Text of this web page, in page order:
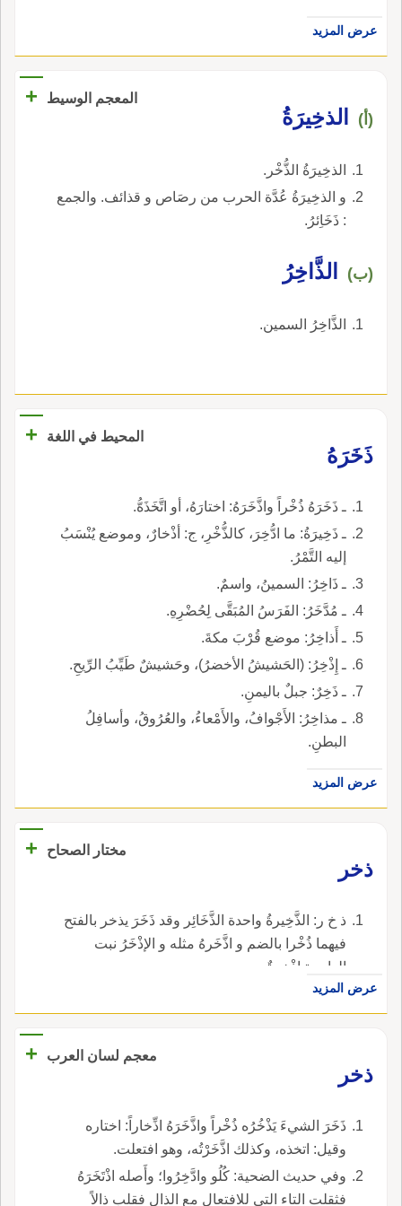
عرض المزيد
المعجم الوسيط +
(أ) الذخِيرَةُ
الذخِيرَةُ الذُّخْر.
و الذخِيرَةُ عُدَّة الحرب من رصَاص و قذائف. والجمع
: ذَخَاِئرُ.
(ب) الذَّاخِرُ
الذَّاخِرُ السمين.
المحيط في اللغة
+
ذَخَرَهُ
ـ ذَخَرَهُ ذُخْراً واذَّخَرَهُ: اختارَهُ، أو اتَّخَذَهُّ.
ـ ذَخِيرَةُ: ما ادُّخِرَ، كالذُّخْرِ، ج: أذْخارٌ، وموضع يُنْسَبُ
إليه التَّمْرُ.
ـ ذَاخِرُ: السمينُ، واسمٌ.
ـ مُدَّخَرُ: الفَرَسُ المُبَقَّى لِحُضْرِهِ.
ـ أَذاخِرُ: موضع قُرْبَ مكةَ.
ـ إِذْخِرُ: (الحَشيشُ الأخضرُ)، وحَشيشٌ طَيِّبُ الرِّيحِ.
ـ ذَخِرٌ: جبلٌ باليمنِ.
ـ مذاخِرُ: الأَجْوافُ، والأَمْعاءُ، والعُرُوقُ، وأسافِلُ
البطنِ.
عرض المزيد
مختار الصحاح
+
ذخر
ذ خ ر: الذَّخِيرةُ واحدة الذَّخَائِر وقد ذَخَرَ يذخر بالفتح
فيهما ذُخْرا بالضم و اذَّخَرهُ مثله و الإذْخَرُ نبت
الواحدة إذْخِرِةٌ.
عرض المزيد
معجم لسان العرب
+
ذخر
ذَخَرَ الشيءَ يَذْخُرُه ذُخْراً واذَّخَرَهُ اذِّخاراً: اختاره
وقيل: اتخذه، وكذلك اذَّخَرْتُه، وهو افتعلت.
وفي حديث الضحية: كُلُو وادَّخِرُوا؛ وأَصله اذْتَخَرَهُ
فثقلت التاء التي للافتعال مع الذال فقلب ذالاً